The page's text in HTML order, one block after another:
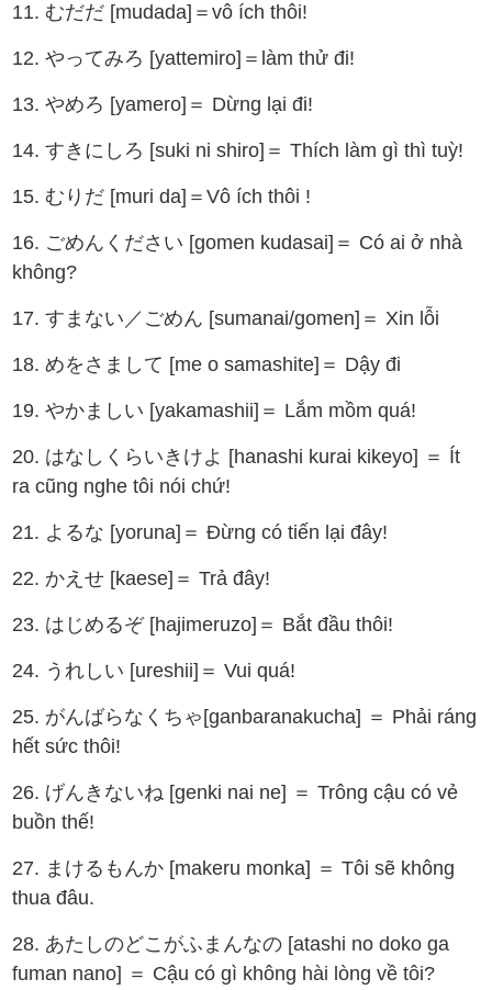
11. むだだ [mudada]＝vô ích thôi!
12. やってみろ [yattemiro]＝làm thử đi!
13. やめろ [yamero]＝ Dừng lại đi!
14. すきにしろ [suki ni shiro]＝ Thích làm gì thì tuỳ!
15. むりだ [muri da]＝Vô ích thôi !
16. ごめんください [gomen kudasai]＝ Có ai ở nhà
không?
17. すまない／ごめん [sumanai/gomen]＝ Xin lỗi
18. めをさまして [me o samashite]＝ Dậy đi
19. やかましい [yakamashii]＝ Lắm mồm quá!
20. はなしくらいきけよ [hanashi kurai kikeyo] ＝ Ít
ra cũng nghe tôi nói chứ!
21. よるな [yoruna]＝ Đừng có tiến lại đây!
22. かえせ [kaese]＝ Trả đây!
23. はじめるぞ [hajimeruzo]＝ Bắt đầu thôi!
24. うれしい [ureshii]＝ Vui quá!
25. がんばらなくちゃ[ganbaranakucha] ＝ Phải ráng
hết sức thôi!
26. げんきないね [genki nai ne] ＝ Trông cậu có vẻ
buồn thế!
27. まけるもんか [makeru monka] ＝ Tôi sẽ không
thua đâu.
28. あたしのどこがふまんなの [atashi no doko ga
fuman nano] ＝ Cậu có gì không hài lòng về tôi?